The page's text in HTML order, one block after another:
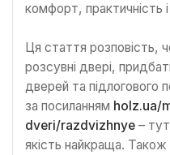
комфорт, практичність
Ця стаття розповість,
розсувні двері,
дверей та
за посиланням holz.ua/
dveri/razdvizhnye –
якість найкраща.